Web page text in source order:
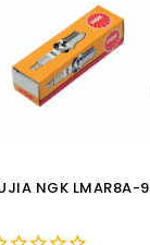
NGK LMAR8A-9